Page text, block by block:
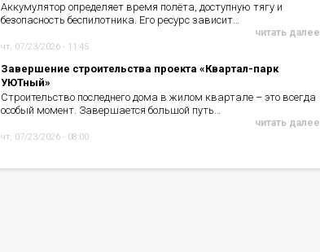
Аккумулятор определяет время полёта, доступную тягу и
безопасность беспилотника. Его ресурс зависит…
читать далее
чт, 07/23/2026 - 11:45
Завершение строительства проекта «Квартал-парк
УЮТный»
Строительство последнего дома в жилом квартале – это всегда
особый момент. Завершается большой путь…
читать далее
чт, 07/23/2026 - 08:00